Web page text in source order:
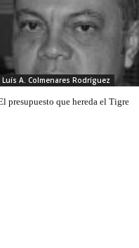
Luís A. Colmenares Rodríguez
presupuesto que hereda el Tigre